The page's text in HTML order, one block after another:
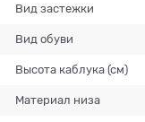
Вид застежки
Вид обуви
Высота каблука (см)
Материал низа